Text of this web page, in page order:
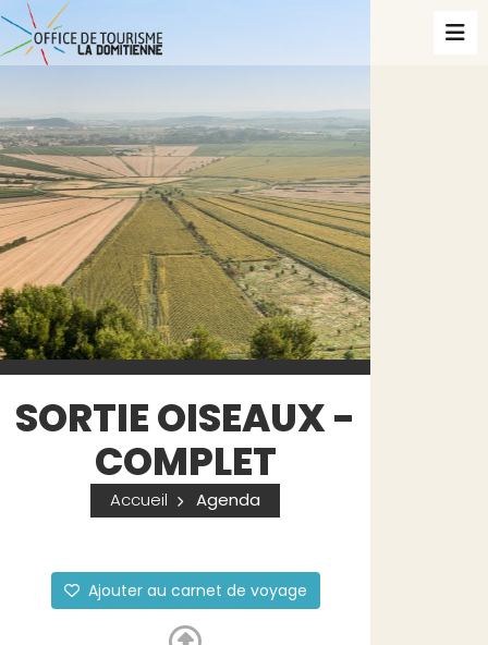
SORTIE OISEAUX -
COMPLET
Accueil Agenda
Ajouter au carnet de voyage